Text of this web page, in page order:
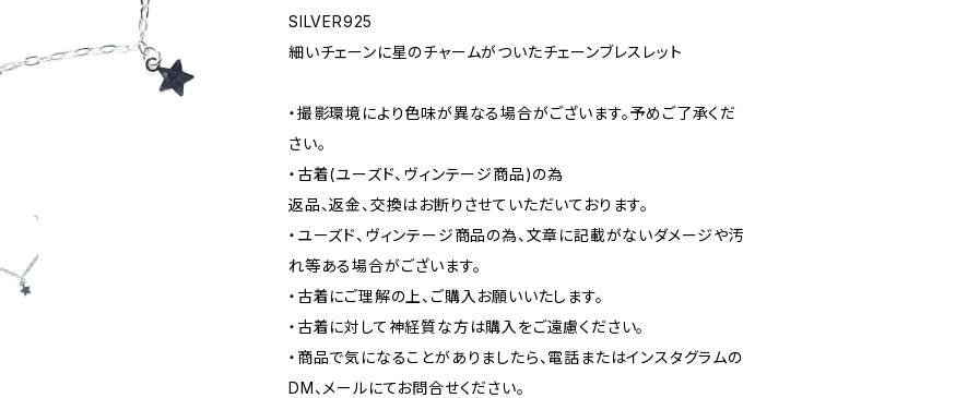
SILVER925
細いチェーンに星のチャームがついたチェーンブレスレット
・撮影環境により色味が異なる場合がございます。予めご了承くだ
さい。
・古着(ユーズド、ヴィンテージ商品)の為
返品、返金、交換はお断りさせていただいております。
・ユーズド、ヴィンテージ商品の為、文章に記載がないダメージや汚
れ等ある場合がございます。
・古着にご理解の上、ご購入お願いいたします。
・古着に対して神経質な方は購入をご遠慮ください。
・商品で気になることがありましたら、電話またはインスタグラムの
DM、メールにてお問合せください。